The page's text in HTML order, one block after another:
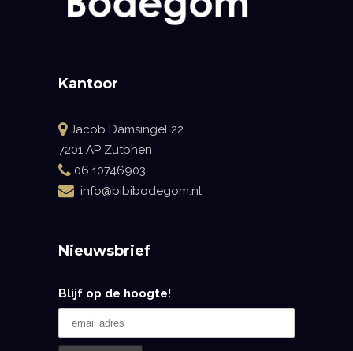
Kantoor
Jacob Damsingel 22
7201 AP Zutphen
06 10746903
info@bibibodegom.nl
Nieuwsbrief
Blijf op de hoogte!